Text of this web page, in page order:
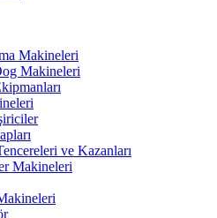
Makineleri
Makineleri
ve Kazanları
Makineleri